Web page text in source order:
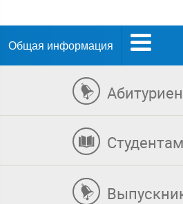
Общая информация
Студентам